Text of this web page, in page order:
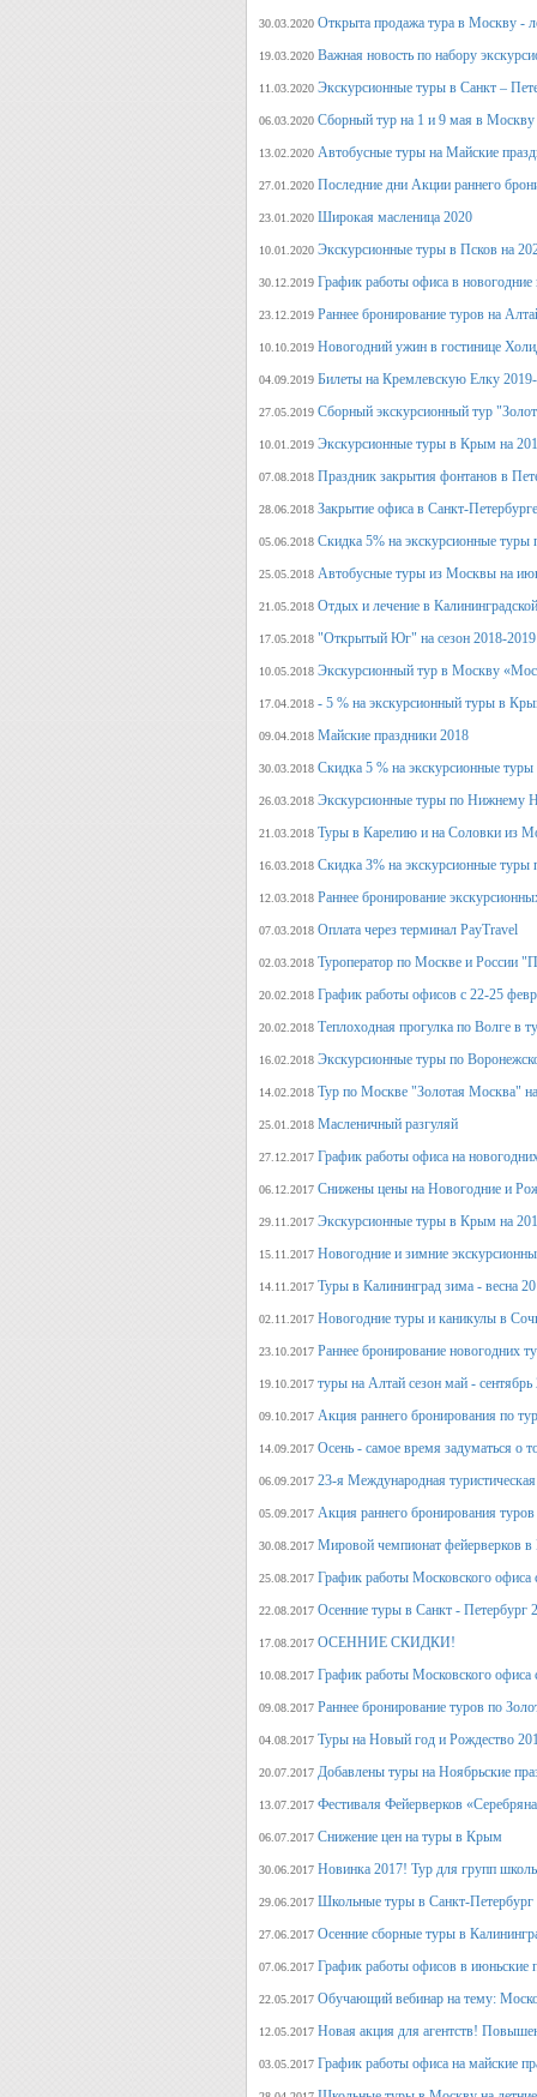
30.03.2020 Открыта продажа тура в Москву -
19.03.2020 Важная новость по набору
11.03.2020 Экскурсионные туры в Санкт –
06.03.2020 Сборный тур на 1 и 9 мая в Москву
13.02.2020 Автобусные туры на Майские
27.01.2020 Последние дни Акции раннего
23.01.2020 Широкая масленица 2020
10.01.2020 Экскурсионные туры в Псков на
30.12.2019 График работы офиса в новогодние
23.12.2019 Раннее бронирование туров на
10.10.2019 Новогодний ужин в гостинице
04.09.2019 Билеты на Кремлевскую Елку
27.05.2019 Сборный экскурсионный тур
10.01.2019 Экскурсионные туры в Крым на
07.08.2018 Праздник закрытия фонтанов в
28.06.2018 Закрытие офиса в Санкт-
05.06.2018 Скидка 5% на экскурсионные
25.05.2018 Автобусные туры из Москвы на
21.05.2018 Отдых и лечение в
17.05.2018 "Открытый Юг" на сезон 2018-2019
10.05.2018 Экскурсионный тур в Москву
17.04.2018 - 5 % на экскурсионный туры в
09.04.2018 Майские праздники 2018
30.03.2018 Скидка 5 % на экскурсионные
26.03.2018 Экскурсионные туры по Нижнему
21.03.2018 Туры в Карелию и на Соловки из
16.03.2018 Скидка 3% на экскурсионные
12.03.2018 Раннее бронирование
07.03.2018 Оплата через терминал PayTravel
02.03.2018 Туроператор по Москве и России
20.02.2018 График работы офисов с 22-25
20.02.2018 Теплоходная прогулка по Волге в
16.02.2018 Экскурсионные туры по
14.02.2018 Тур по Москве "Золотая Москва"
25.01.2018 Масленичный разгуляй
27.12.2017 График работы офиса на
06.12.2017 Снижены цены на Новогодние и
29.11.2017 Экскурсионные туры в Крым на
15.11.2017 Новогодние и зимние
14.11.2017 Туры в Калининград зима - весна
02.11.2017 Новогодние туры и каникулы в
23.10.2017 Раннее бронирование новогодних
19.10.2017 туры на Алтай сезон май - сентябрь
09.10.2017 Акция раннего бронирования по
14.09.2017 Осень - самое время задуматься о
06.09.2017 23-я Международная
05.09.2017 Акция раннего бронирования
30.08.2017 Мировой чемпионат фейерверков в
25.08.2017 График работы Московского офиса
22.08.2017 Осенние туры в Санкт - Петербург
17.08.2017 ОСЕННИЕ СКИДКИ!
10.08.2017 График работы Московского офиса
09.08.2017 Раннее бронирование туров по
04.08.2017 Туры на Новый год и Рождество
20.07.2017 Добавлены туры на Ноябрьские
13.07.2017 Фестиваля Фейерверков
06.07.2017 Снижение цен на туры в Крым
30.06.2017 Новинка 2017! Тур для групп
29.06.2017 Школьные туры в Санкт-Петербург
27.06.2017 Осенние сборные туры в
07.06.2017 График работы офисов в июньские
22.05.2017 Обучающий вебинар на тему:
12.05.2017 Новая акция для агентств!
03.05.2017 График работы офиса на майские